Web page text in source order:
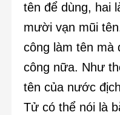
tên để dùng, hai
mười vạn mũi
công làm tên mà
công nữa. Như
tên của nước
Tử có thể nói là